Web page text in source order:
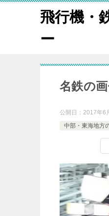
飛行機・
ー
名鉄の
公開日： 2017年6
中部・東海地方